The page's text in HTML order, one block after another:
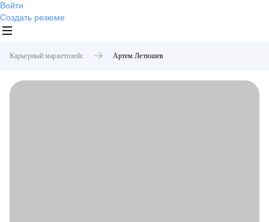
Войти
Создать резюме
Карьерный маркетплейс Артем Летюшев